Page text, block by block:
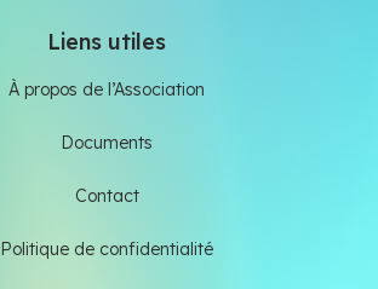
Liens utiles
À propos de l’Association
Documents
Contact
Politique de confidentialité